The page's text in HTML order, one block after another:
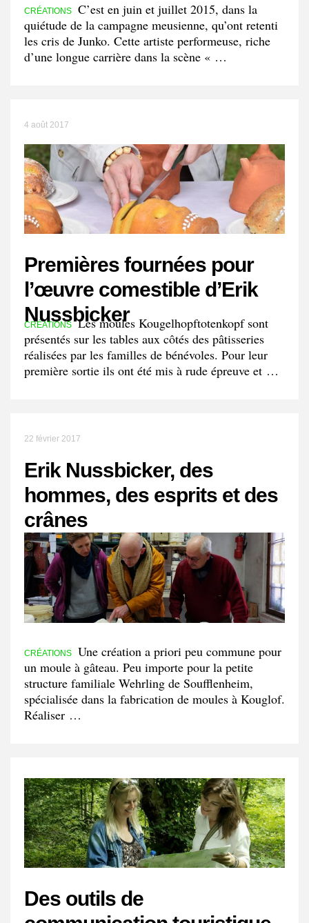
CRÉATIONS
C’est en juin et juillet 2015, dans la
quiétude de la campagne meusienne, qu’ont retenti
les cris de Junko. Cette artiste performeuse, riche
d’une longue carrière dans la scène « …
4 août 2017
Premières fournées pour
l’œuvre comestible d’Erik
Nussbicker
CRÉATIONS Les moules Kougelhopftotenkopf sont
présentés sur les tables aux côtés des pâtisseries
réalisées par les familles de bénévoles. Pour leur
première sortie ils ont été mis à rude épreuve et …
22 février 2017
Erik Nussbicker, des
hommes, des esprits et des
crânes
CRÉATIONS
Une création a priori peu commune pour
un moule à gâteau. Peu importe pour la petite
structure familiale Wehrling de Soufflenheim,
spécialisée dans la fabrication de moules à Kouglof.
Réaliser …
Des outils de